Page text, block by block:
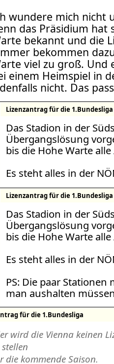
wundere mich nicht
das Präsidium hat
bekannt und die
bekommen
viel zu groß. Und
einem Heimspiel in
nicht. Das
Lizenzantrag für die 1.Bundesliga
Das Stadion in der
Übergangslösung
bis die Hohe Warte
Es steht alles in der
Lizenzantrag für die 1.Bundesliga
Das Stadion in der
Übergangslösung
bis die Hohe Warte
Es steht alles in der
PS: Die paar Stationen
man aushalten
für die 1.Bundesliga
wird die Vienna keinen
die kommende Saison.